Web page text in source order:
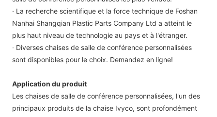
· La recherche scientifique et la force technique de Foshan
Nanhai Shangqian Plastic Parts Company Ltd a atteint le
plus haut niveau de technologie au pays et à l'étranger.
· Diverses chaises de salle de conférence personnalisées
sont disponibles pour le choix. Demandez en ligne!
Application du produit
Les chaises de salle de conférence personnalisées, l'un des
principaux produits de la chaise Ivyco, sont profondément